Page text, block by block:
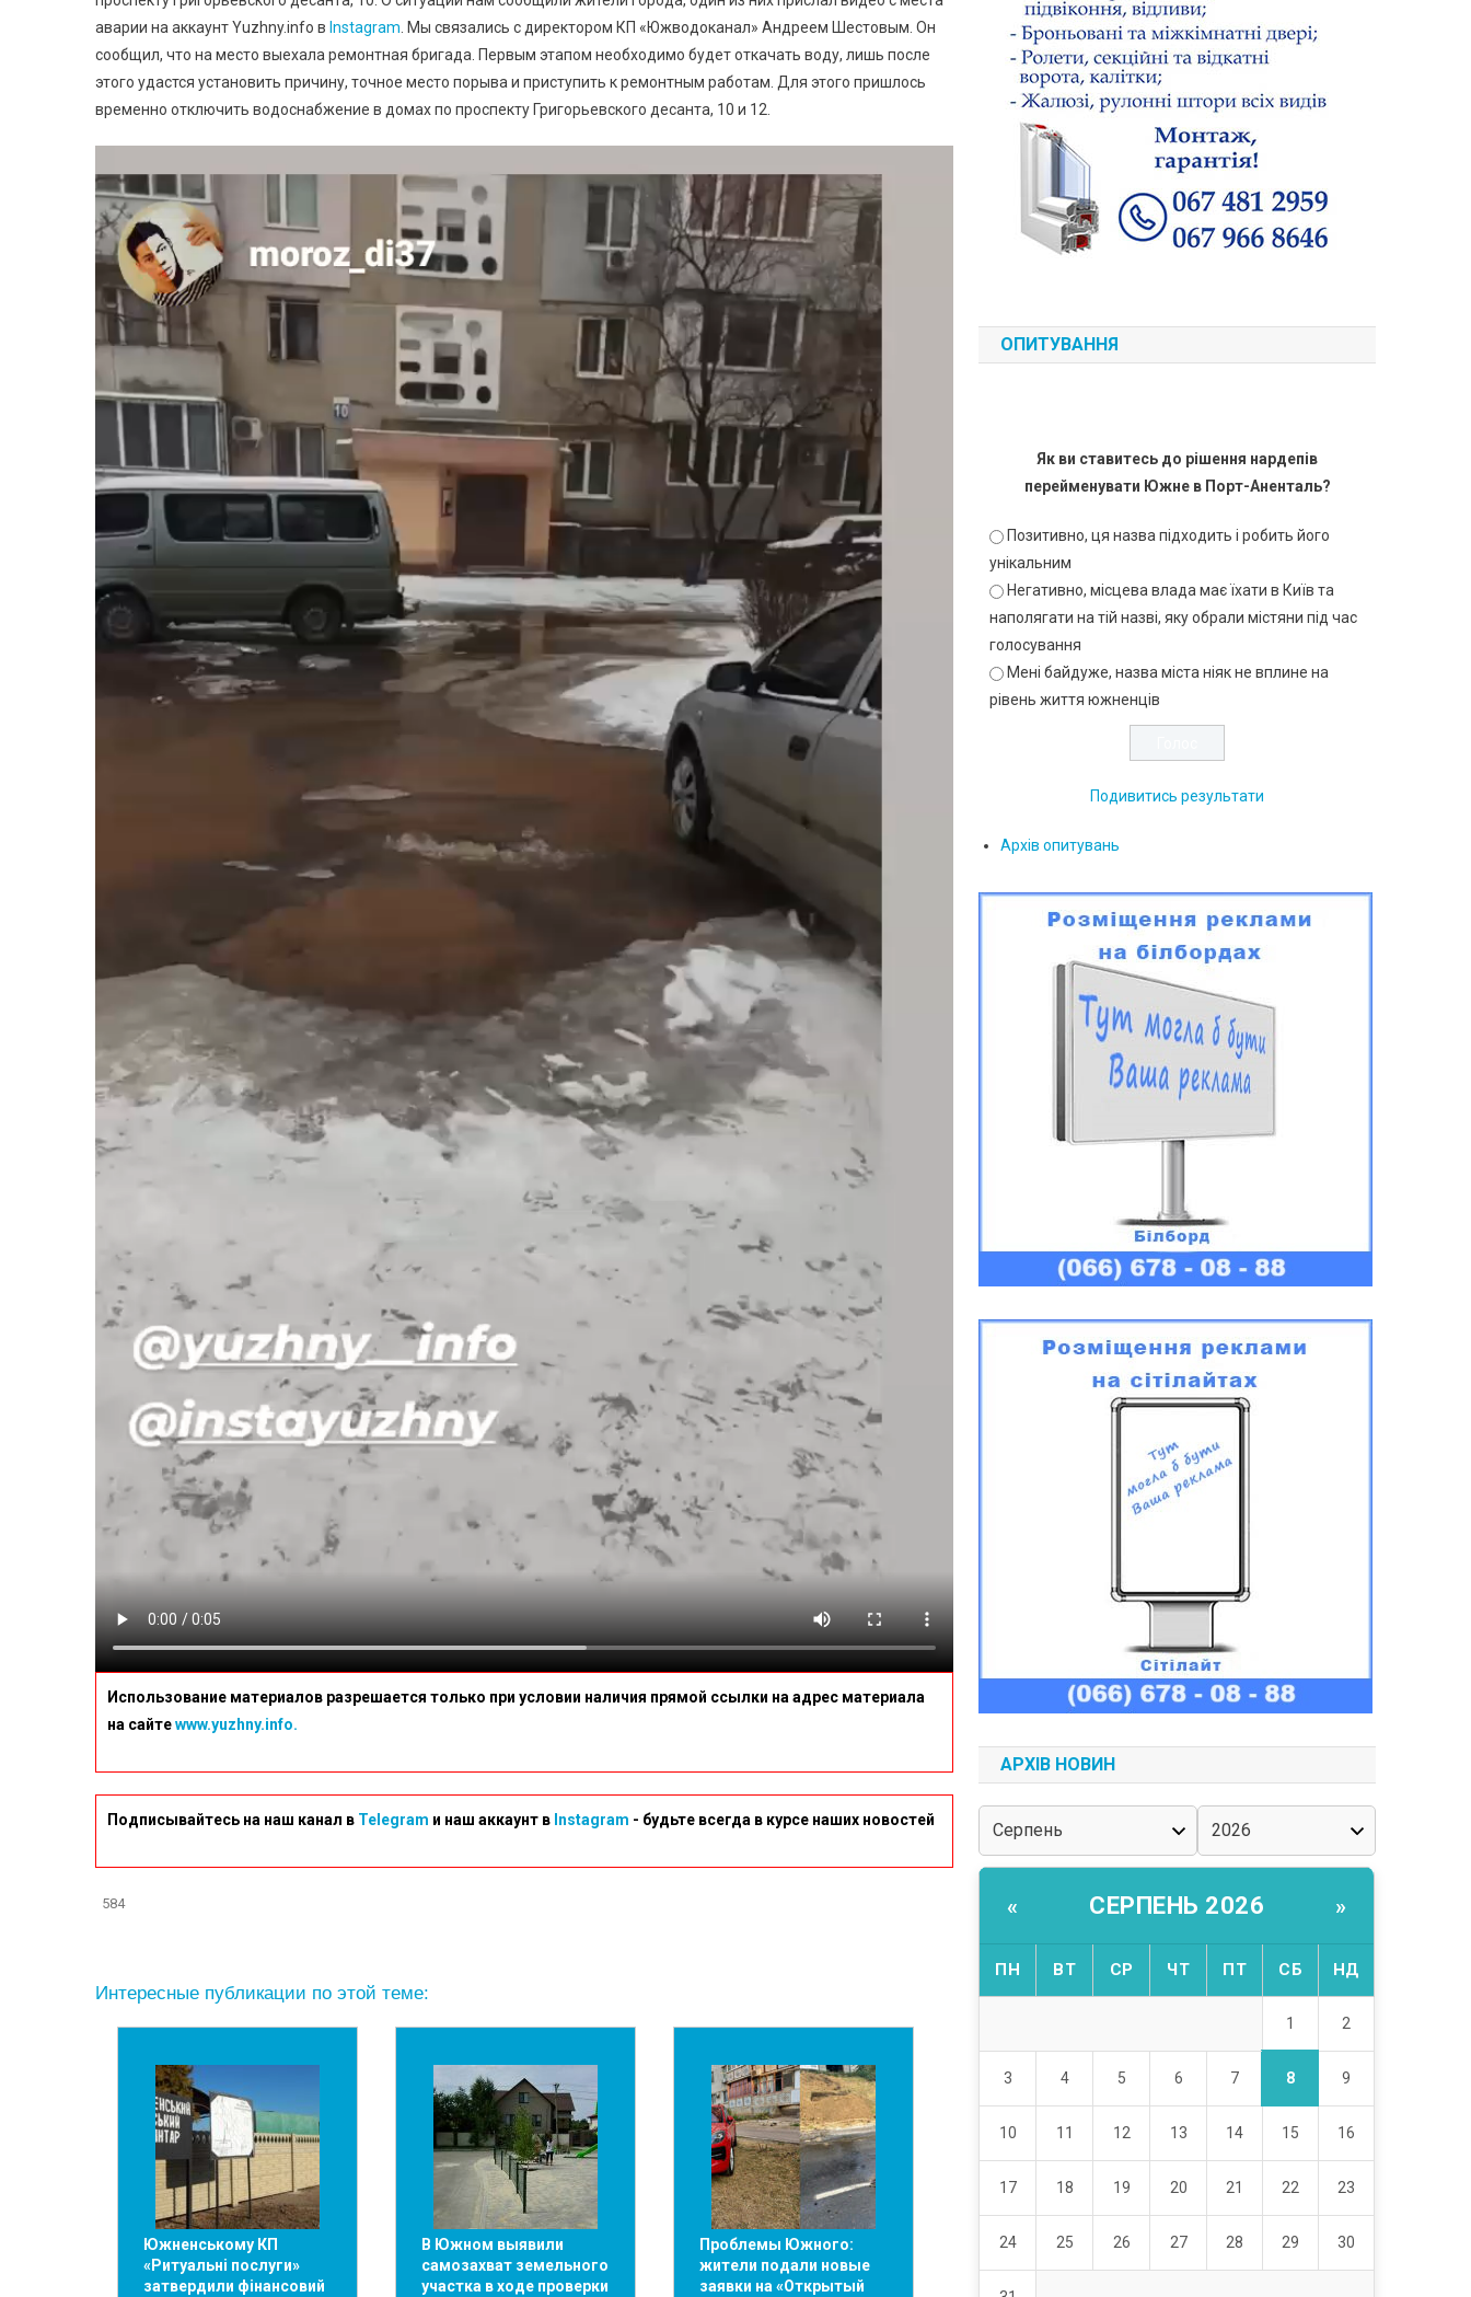
В
Южном
Коммунальщики
Ликвидируют
Порыв
(видео)
аварии на аккаунт Yuzhny.info в Instagram . Мы связались с директором КП «Южводоканал» Андреем Шестовым. Он
сообщил, что на место выехала ремонтная бригада. Первым этапом необходимо будет откачать воду, лишь после
этого удастся установить причину, точное место порыва и приступить к ремонтным работам. Для этого пришлось
временно отключить водоснабжение в домах по проспекту Григорьевского десанта, 10 и 12.
Использование материалов разрешается только при условии наличия прямой ссылки на адрес материала
на сайтеwww.yuzhny.info.
Подписывайтесь на наш канал в Telegram и наш аккаунт в Instagram - будьте всегда в курсе наших новостей
584
Интересные публикации по этой теме:
Южненському КП
«Ритуальні послуги»
затвердили фінансовий
В Южном выявили
самозахват земельного
участка в ходе проверки
Проблемы Южного:
жители подали новые
заявки на «Открытый
ОПИТУВАННЯ
Як ви ставитесь до рішення нардепів
перейменувати Южне в Порт-Аненталь?
Позитивно, ця назва підходить і робить його
унікальним
Негативно, місцева влада має їхати в Київ та
наполягати на тій назві, яку обрали містяни під час
голосування
Мені байдуже, назва міста ніяк не вплине на
рівень життя южненців
Подивитись результати
Архів опитувань
АРХІВ НОВИН
« СЕРПЕНЬ 2026 »
ПН ВТ СР ЧТ ПТ СБ НД
1 2
3 4 5 6 7 8 9
10 11 12 13 14 15 16
17 18 19 20 21 22 23
24 25 26 27 28 29 30